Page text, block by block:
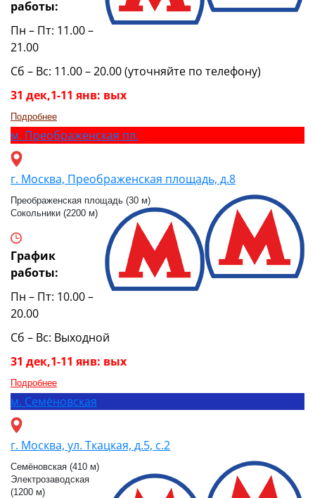
работы:
Пн – Пт: 11.00 –
21.00
Сб – Вс: 11.00 – 20.00 (уточняйте по телефону)
31 дек,1-11 янв: вых
Подробнее
м. Преображенская пл.
г. Москва, Преображенская площадь, д.8
Преображенская площадь (30 м)
Сокольники (2200 м)
График
работы:
Пн – Пт: 10.00 –
20.00
Сб – Вс: Выходной
31 дек,1-11 янв: вых
Подробнее
м. Семёновская
г. Москва, ул. Ткацкая, д.5, с.2
Семёновская (410 м)
Электрозаводская
(1200 м)